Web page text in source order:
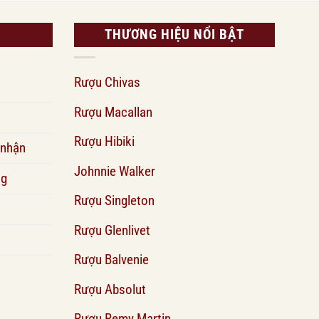
THƯƠNG HIỆU NỔI BẬT
Rượu Chivas
Rượu Macallan
Rượu Hibiki
Johnnie Walker
Rượu Singleton
Rượu Glenlivet
Rượu Balvenie
Rượu Absolut